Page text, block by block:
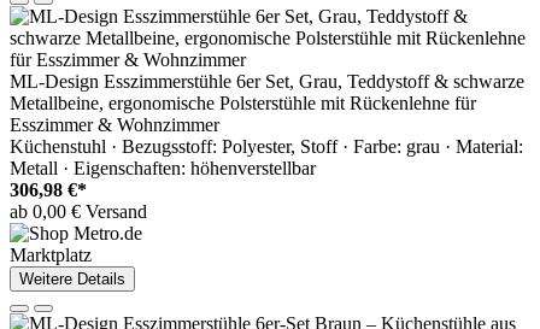
ML-Design Esszimmerstühle 6er Set, Grau, Teddystoff & schwarze
Metallbeine, ergonomische Polsterstühle mit Rückenlehne für
Esszimmer & Wohnzimmer
Küchenstuhl · Bezugsstoff: Polyester, Stoff · Farbe: grau · Material:
Metall · Eigenschaften: höhenverstellbar
306,98 €*
ab 0,00 € Versand
Marktplatz
Weitere Details